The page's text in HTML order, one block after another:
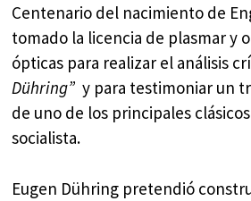
Centenario del nacimiento de
tomado la licencia de plasmar y
ópticas para realizar el análisis
Dühring” y para testimoniar un
de uno de los principales
socialista.
Eugen Dühring pretendió